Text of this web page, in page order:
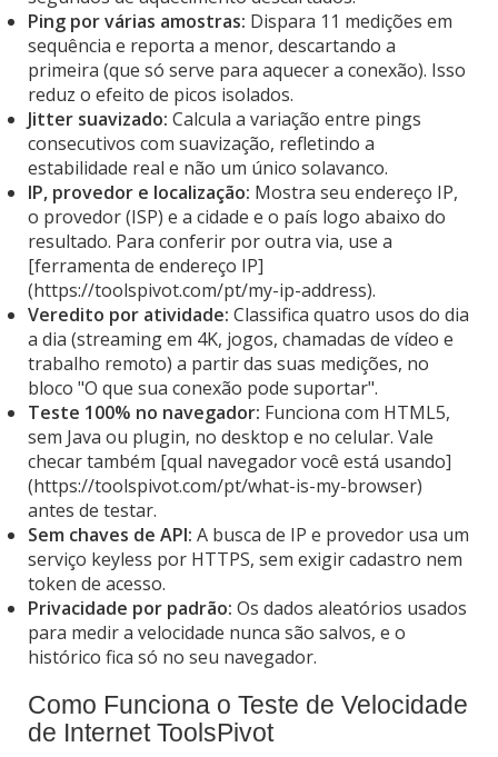
Ping por várias amostras: Dispara 11 medições em
sequência e reporta a menor, descartando a
primeira (que só serve para aquecer a conexão). Isso
reduz o efeito de picos isolados.
Jitter suavizado: Calcula a variação entre pings
consecutivos com suavização, refletindo a
estabilidade real e não um único solavanco.
IP, provedor e localização: Mostra seu endereço IP,
o provedor (ISP) e a cidade e o país logo abaixo do
resultado. Para conferir por outra via, use a
[ferramenta de endereço IP]
(https://toolspivot.com/pt/my-ip-address).
Veredito por atividade: Classifica quatro usos do dia
a dia (streaming em 4K, jogos, chamadas de vídeo e
trabalho remoto) a partir das suas medições, no
bloco "O que sua conexão pode suportar".
Teste 100% no navegador: Funciona com HTML5,
sem Java ou plugin, no desktop e no celular. Vale
checar também [qual navegador você está usando]
(https://toolspivot.com/pt/what-is-my-browser)
antes de testar.
Sem chaves de API: A busca de IP e provedor usa um
serviço keyless por HTTPS, sem exigir cadastro nem
token de acesso.
Privacidade por padrão: Os dados aleatórios usados
para medir a velocidade nunca são salvos, e o
histórico fica só no seu navegador.
Como Funciona o Teste de Velocidade
de Internet ToolsPivot